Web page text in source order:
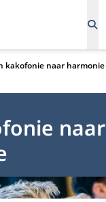
kakofonie naar harmonie
naar